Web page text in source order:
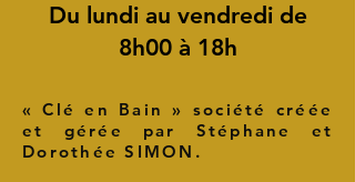
Du lundi au vendredi de
8h00 à 18h
« Clé en Bain » société créée
et gérée par Stéphane et
Dorothée SIMON.